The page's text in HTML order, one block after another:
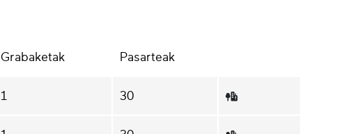
Grabaketak Pasarteak
1 30